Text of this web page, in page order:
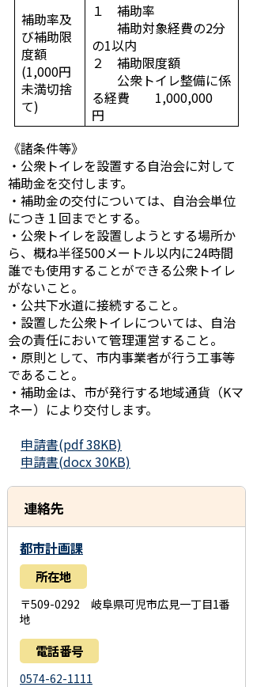
補助率及
び補助限
度額
(1,000円
未満切捨
て)
１ 補助率
補助対象経費の2分
の1以内
２ 補助限度額
公衆トイレ整備に係
る経費 1,000,000
円
《諸条件等》
・公衆トイレを設置する自治会に対して
補助金を交付します。
・補助金の交付については、自治会単位
につき１回までとする。
・公衆トイレを設置しようとする場所か
ら、概ね半径500メートル以内に24時間
誰でも使用することができる公衆トイレ
がないこと。
・公共下水道に接続すること。
・設置した公衆トイレについては、自治
会の責任において管理運営すること。
・原則として、市内事業者が行う工事等
であること。
・補助金は、市が発行する地域通貨（Kマ
ネー）により交付します。
申請書(pdf 38KB)
申請書(docx 30KB)
連絡先
都市計画課
所在地
〒509-0292 岐阜県可児市広見一丁目1番
地
電話番号
0574-62-1111